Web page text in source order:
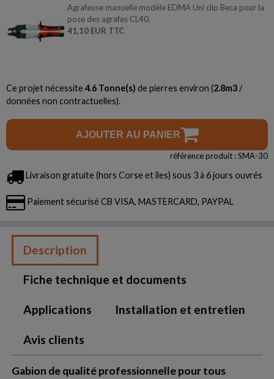
Agrafeuse manuelle modèle EDMA Uni clip Beca pour la
pose des agrafes CL40.
41,10 EUR TTC
Ce projet nécessite4.6 Tonne(s) de pierres environ (2.8m3 /
données non contractuelles).
AJOUTER AU PANIER
référence produit : SMA-30
Livraison gratuite (hors Corse et îles) sous 3 à 6 jours ouvrés
Paiement sécurisé CB VISA, MASTERCARD, PAYPAL
Description
Fiche technique et documents
Applications Installation et entretien
Avis clients
Gabion de qualité professionnelle pour tous